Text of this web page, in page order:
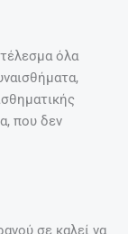
όλα
που δεν
σε καλεί να